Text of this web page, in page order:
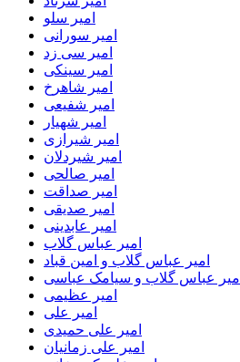
امیر سلو
امیر سورانی
امیر سی زد
امیر سینکی
امیر شاهرخ
امیر شفیعی
امیر شهیار
امیر شیرازی
امیر شیردلان
امیر صالحی
امیر صداقت
امیر صدیقی
امیر عابدینی
امیر عباس گلاب
امیر عباس گلاب و امین قباد
امیر عباس گلاب و سیامک عباسی
امیر عظیمی
امیر علی
امیر علی حمیدی
امیر علی زمانیان